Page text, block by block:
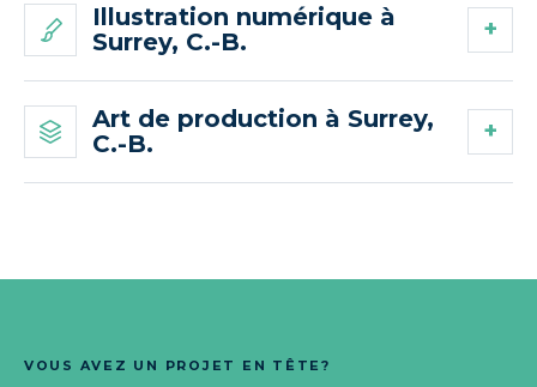
Illustration numérique à
Surrey, C.-B.
Art de production à Surrey,
C.-B.
VOUS AVEZ UN PROJET EN TÊTE?